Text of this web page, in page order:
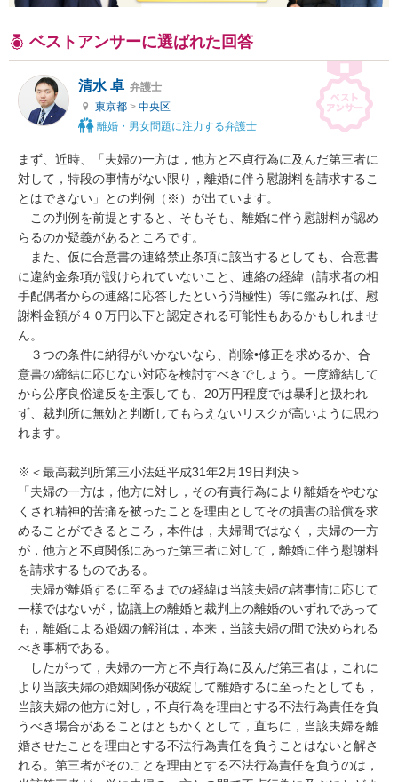
ベストアンサーに選ばれた回答
清水 卓 弁護士
東京都 > 中央区
離婚・男女問題に注力する弁護士
まず、近時、「夫婦の一方は，他方と不貞行為に及んだ第三者に
対して，特段の事情がない限り，離婚に伴う慰謝料を請求するこ
とはできない」との判例（※）が出ています。
この判例を前提とすると、そもそも、離婚に伴う慰謝料が認め
らるのか疑義があるところです。
また、仮に合意書の連絡禁止条項に該当するとしても、合意書
に違約金条項が設けられていないこと、連絡の経緯（請求者の相
手配偶者からの連絡に応答したという消極性）等に鑑みれば、慰
謝料金額が４０万円以下と認定される可能性もあるかもしれませ
ん。
３つの条件に納得がいかないなら、削除•修正を求めるか、合
意書の締結に応じない対応を検討すべきでしょう。一度締結して
から公序良俗違反を主張しても、20万円程度では暴利と扱われ
ず、裁判所に無効と判断してもらえないリスクが高いように思わ
れます。
※＜最高裁判所第三小法廷平成31年2月19日判決＞
「夫婦の一方は，他方に対し，その有責行為により離婚をやむな
くされ精神的苦痛を被ったことを理由としてその損害の賠償を求
めることができるところ，本件は，夫婦間ではなく，夫婦の一方
が，他方と不貞関係にあった第三者に対して，離婚に伴う慰謝料
を請求するものである。
夫婦が離婚するに至るまでの経緯は当該夫婦の諸事情に応じて
一様ではないが，協議上の離婚と裁判上の離婚のいずれであって
も，離婚による婚姻の解消は，本来，当該夫婦の間で決められる
べき事柄である。
したがって，夫婦の一方と不貞行為に及んだ第三者は，これに
より当該夫婦の婚姻関係が破綻して離婚するに至ったとしても，
当該夫婦の他方に対し，不貞行為を理由とする不法行為責任を負
うべき場合があることはともかくとして，直ちに，当該夫婦を離
婚させたことを理由とする不法行為責任を負うことはないと解さ
れる。第三者がそのことを理由とする不法行為責任を負うのは，